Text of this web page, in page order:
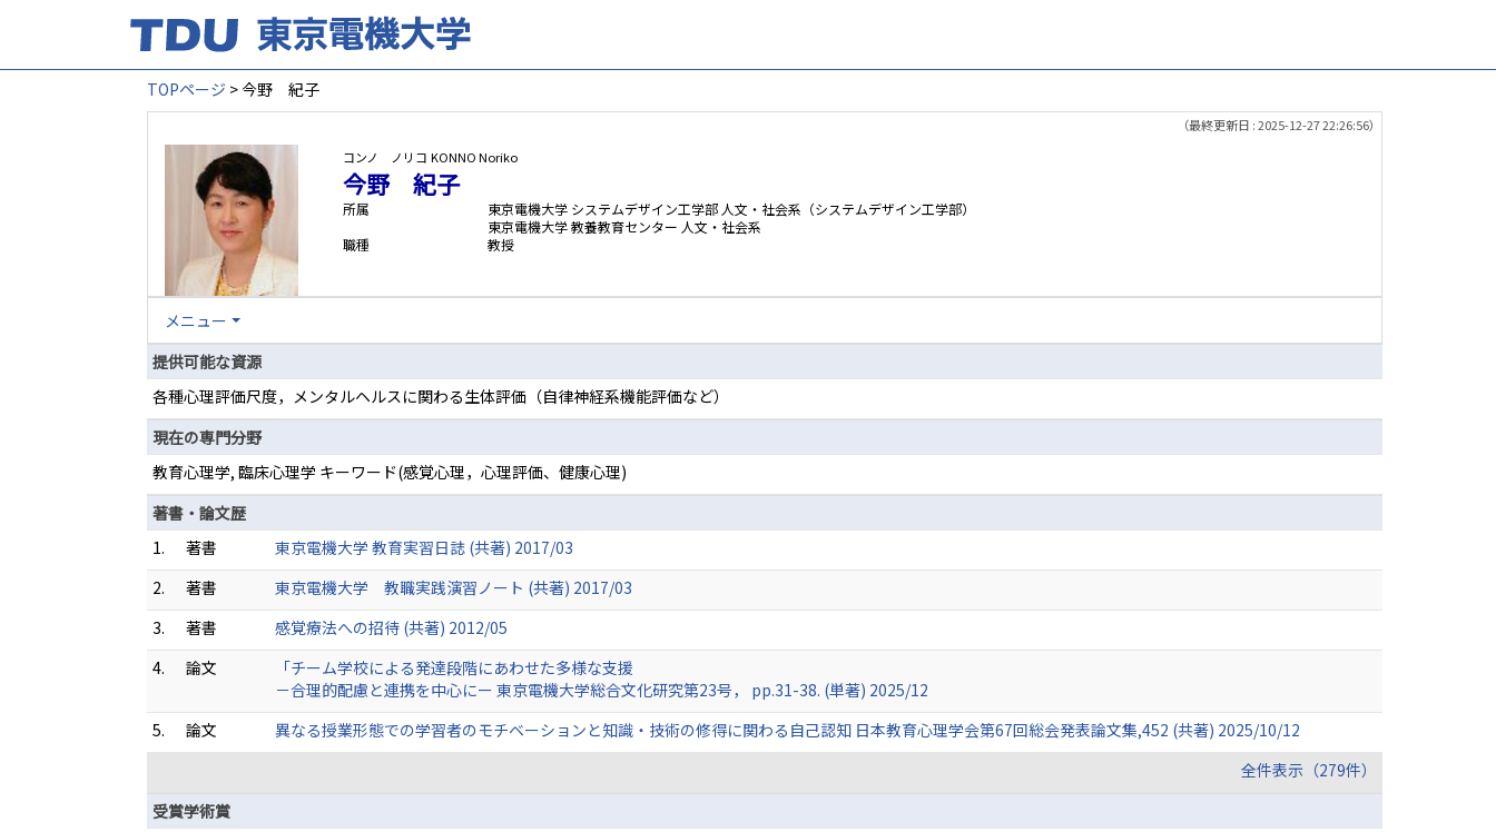
TOPページ > 今野 紀子
（最終更新日 : 2025-12-27 22:26:56）
コンノ ノリコ KONNO Noriko
今野 紀子
所属
東京電機大学 システムデザイン工学部 人文・社会系（システムデザイン工学部）
東京電機大学 教養教育センター 人文・社会系
職種
教授
メニュー
提供可能な資源
各種心理評価尺度，メンタルヘルスに関わる生体評価（自律神経系機能評価など）
現在の専門分野
教育心理学, 臨床心理学 キーワード(感覚心理，心理評価、健康心理)
著書・論文歴
1.
著書
東京電機大学 教育実習日誌 (共著) 2017/03
2.
著書
東京電機大学 教職実践演習ノート (共著) 2017/03
3.
著書
感覚療法への招待 (共著) 2012/05
4.
論文
「チーム学校による発達段階にあわせた多様な支援
－合理的配慮と連携を中心にー 東京電機大学総合文化研究第23号， pp.31-38. (単著) 2025/12
5.
論文
異なる授業形態での学習者のモチベーションと知識・技術の修得に関わる自己認知 日本教育心理学会第67回総会発表論文集,452 (共著) 2025/10/12
全件表示（279件）
受賞学術賞